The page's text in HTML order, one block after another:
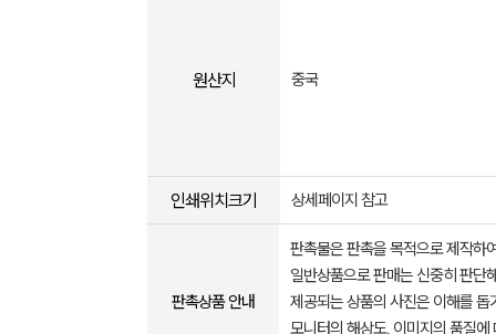
원산지 중국
인쇄위치크기 상세페이지 참고
판촉상품 안내
판촉물은 판촉을 목적으로 제작하
일반상품으로 판매는 신중히 판단
제공되는 상품의 사진은 이해를
모니터의 해상도, 이미지의 품질